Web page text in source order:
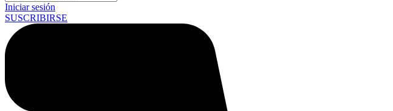
Iniciar sesión
SUSCRIBIRSE